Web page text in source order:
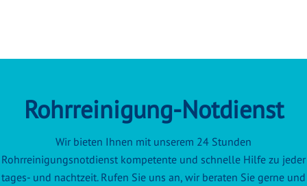
Rohrreinigung-Notdienst
Wir bieten Ihnen mit unserem 24 Stunden
Rohrreinigungsnotdienst kompetente und schnelle Hilfe zu jeder
tages- und nachtzeit. Rufen Sie uns an, wir beraten Sie gerne und